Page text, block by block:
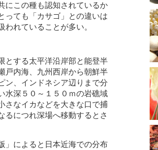
この種も認知されているか
っても「カサゴ」との違いは
れていることが多い。
する太平洋沿岸部と能登半
戸内海、九州西岸から朝鮮半
ン、インドネシア辺りまで分
水深５０～１５０ｍの岩礁域
さなイカなどを大きな口で捕
るにつれ深場へ移動するとさ
によると日本近海での分布